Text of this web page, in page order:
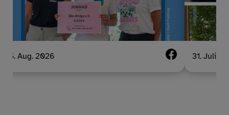
5. Aug. 2026 31. Juli